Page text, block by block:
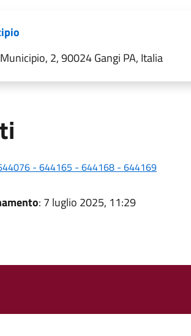
2, 90024 Gangi PA, Italia
- 644165 - 644168 - 644169
: 7 luglio 2025, 11:29